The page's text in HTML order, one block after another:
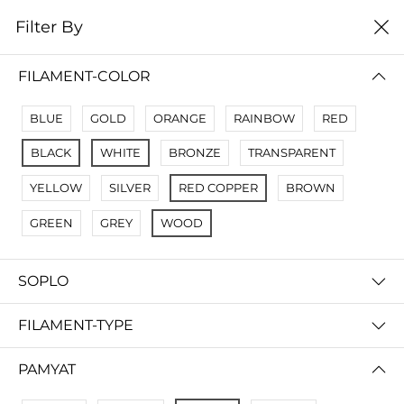
0
No Results
Not Found Filters1
Not Found Filters2
Filter By
FILAMENT-COLOR
BLUE GOLD ORANGE RAINBOW RED
BLACK WHITE BRONZE TRANSPARENT
YELLOW SILVER RED COPPER BROWN
GREEN GREY WOOD
SOPLO
FILAMENT-TYPE
PAMYAT